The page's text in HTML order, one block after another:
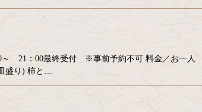
～ 21：00最終受付 ※事前予約不可 料金／お一人
) 柿と…